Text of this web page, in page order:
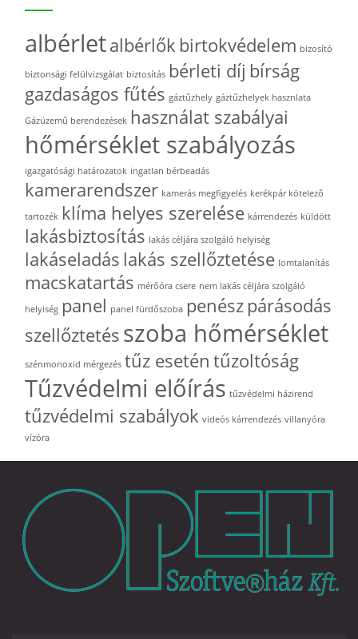
albérletalbérlők birtokvédelem bizosító
biztonsági felülvizsgálat biztosítás bérleti díj bírság
gazdaságos fűtés gáztűzhely gáztűzhelyek hasznlata
Gázüzemű berendezések használat szabályai
hőmérséklet szabályozás
igazgatósági határozatok ingatlan bérbeadás
kamerarendszer kamerás megfigyelés kerékpár kötelező
tartozék klíma helyes szerelése kárrendezés küldött
lakásbiztosítás lakás céljára szolgáló helyiség
lakáseladás lakás szellőztetése lomtalanítás
macskatartás mérőóra csere nem lakás céljára szolgáló
helyiség panel panel fürdőszoba penész párásodás
szellőztetés szoba hőmérséklet
szénmonoxid mérgezés tűz esetén tűzoltóság
Tűzvédelmi előírás tűzvédelmi házirend
tűzvédelmi szabályok videós kárrendezés villanyóra
vízóra